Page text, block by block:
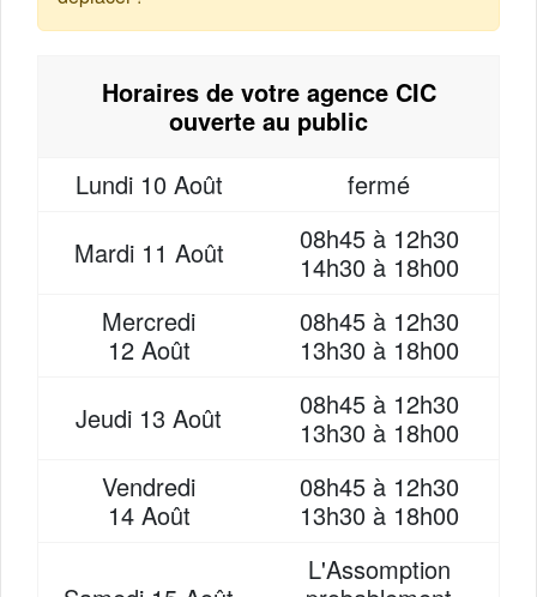
Horaires de votre agence CIC
ouverte au public
Lundi 10 Août
fermé
Mardi 11 Août
08h45 à 12h30
14h30 à 18h00
Mercredi
12 Août
08h45 à 12h30
13h30 à 18h00
Jeudi 13 Août
08h45 à 12h30
13h30 à 18h00
Vendredi
14 Août
08h45 à 12h30
13h30 à 18h00
L'Assomption